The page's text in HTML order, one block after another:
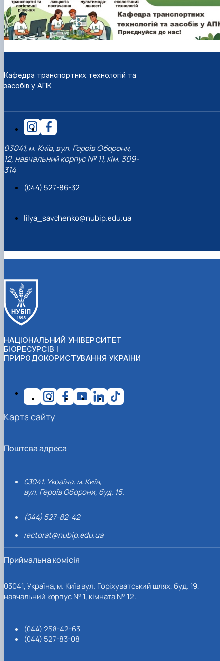
Кафедра транспортних технологій та
засобів у АПК
03041, м. Київ, вул. Героїв Оборони,
12, навчальний корпус № 11, кім. 309-
314
(044) 527-86-32
lilya_savchenko@nubip.edu.ua
НАЦІОНАЛЬНИЙ УНІВЕРСИТЕТ
БІОРЕСУРСІВ І
ПРИРОДОКОРИСТУВАННЯ УКРАЇНИ
Поштова адреса
03041, Україна, м. Київ,
вул. Героїв Оборони, буд. 15.
(044) 527-82-42
rectorat@nubip.edu.ua
Приймальна комісія
03041, Україна, м. Київ вул. Горіхуватський шлях, буд. 19,
навчальний корпус № 1, кімната № 12.
(044) 258-42-63
(044) 527-83-08
Карта сайту